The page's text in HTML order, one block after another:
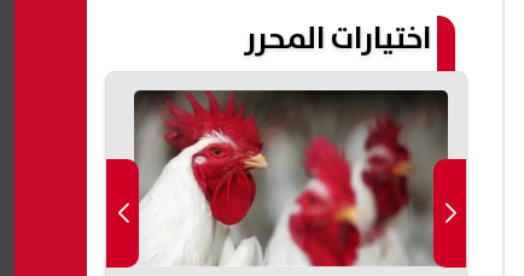
اختيارات المحرر